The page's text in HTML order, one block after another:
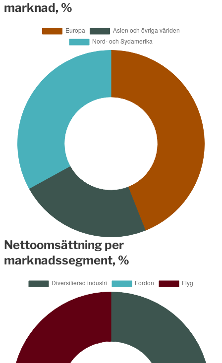
marknad, %
Nettoomsättning per
marknadssegment, %